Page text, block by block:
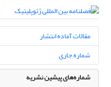
مقالات آماده انتشار
شماره جاری
شماره‌های پیشین نشریه